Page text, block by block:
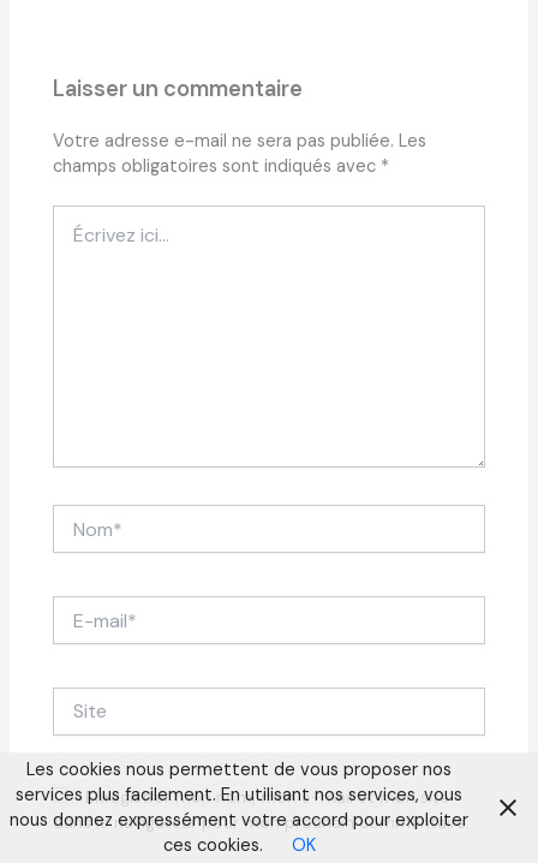
Laisser un commentaire
Votre adresse e-mail ne sera pas publiée. Les
champs obligatoires sont indiqués avec *
ici…
mail*
Enregistrer mon nom, mon e-mail et mon site
dans le navigateur pour mon prochain commentaire.
Les cookies nous permettent de vous proposer nos
services plus facilement. En utilisant nos services, vous
nous donnez expressément votre accord pour exploiter
ces cookies.
OK